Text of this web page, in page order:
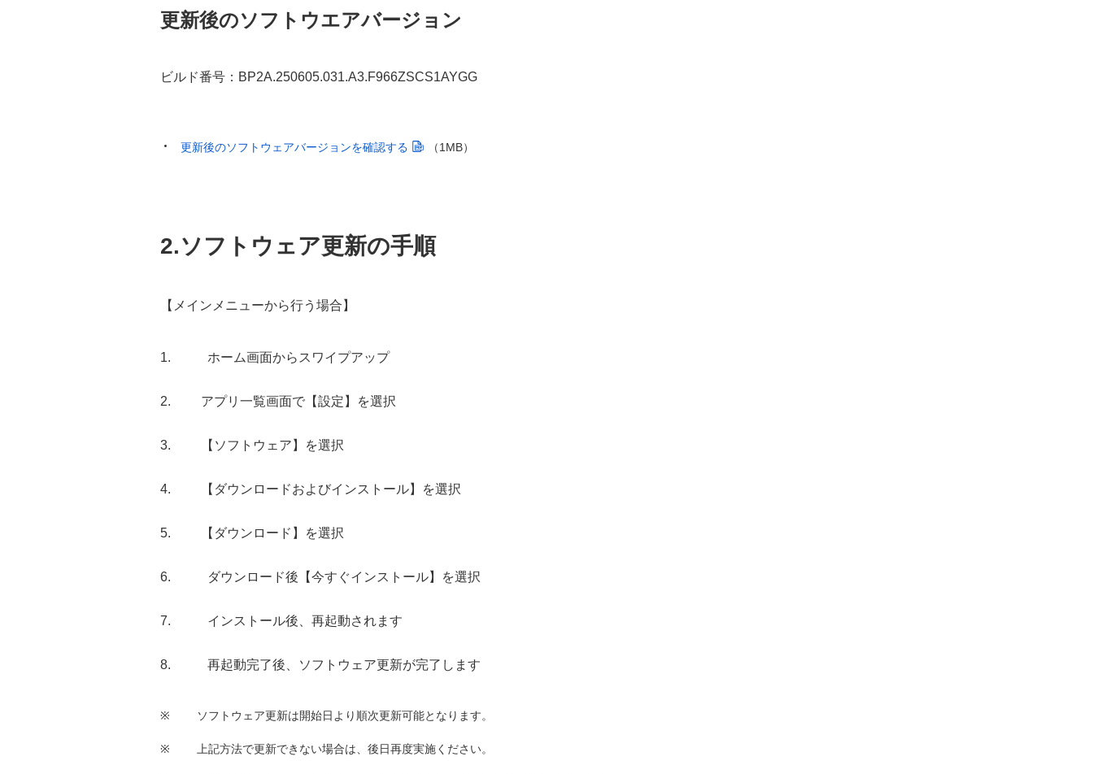
更新後のソフトウエアバージョン
ビルド番号：BP2A.250605.031.A3.F966ZSCS1AYGG
更新後のソフトウェアバージョンを確認する （1MB）
2.ソフトウェア更新の手順
【メインメニューから行う場合】
ホーム画面からスワイプアップ
アプリ一覧画面で【設定】を選択
【ソフトウェア】を選択
【ダウンロードおよびインストール】を選択
【ダウンロード】を選択
ダウンロード後【今すぐインストール】を選択
インストール後、再起動されます
再起動完了後、ソフトウェア更新が完了します
※ ソフトウェア更新は開始日より順次更新可能となります。
※ 上記方法で更新できない場合は、後日再度実施ください。